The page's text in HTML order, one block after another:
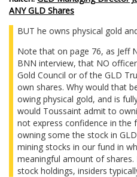
ANY GLD Shares
BUT he owns physical gold
Note that on page 76, as Jeff
BNN interview, that NO
Gold Council or of the GLD
own shares. Why would that
owing physical gold, and is
would Toussaint admit to
not express confidence in the
owning some the stock in
mining stocks in our fund in
meaningful amount of
stock holdings, insiders